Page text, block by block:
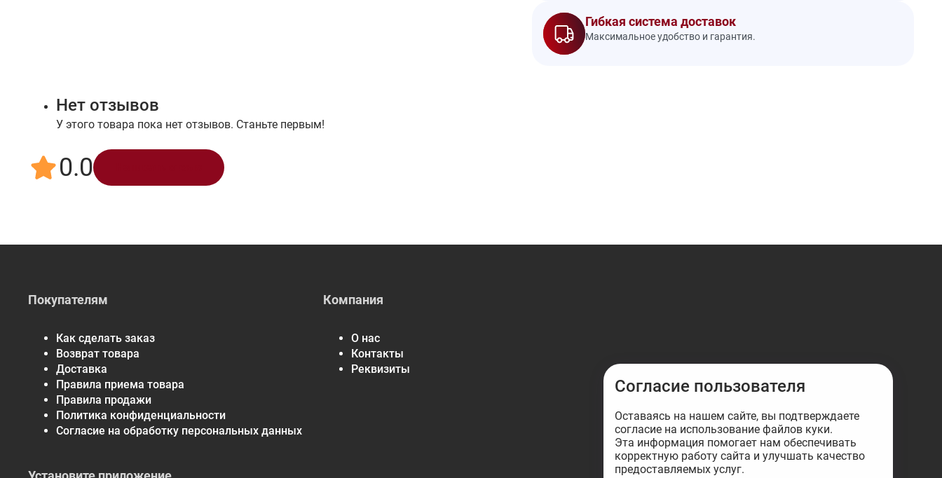
Гибкая система доставок
Максимальное удобство и гарантия.
Нет отзывов
У этого товара пока нет отзывов. Станьте первым!
0.0
Покупателям
Как сделать заказ
Возврат товара
Доставка
Правила приема товара
Правила продажи
Политика конфиденциальности
Согласие на обработку персональных данных
Компания
О нас
Контакты
Реквизиты
Согласие пользователя
Оставаясь на нашем сайте, вы подтверждаете
согласие на использование файлов куки.
Эта информация помогает нам обеспечивать
корректную работу сайта и улучшать качество
предоставляемых услуг.